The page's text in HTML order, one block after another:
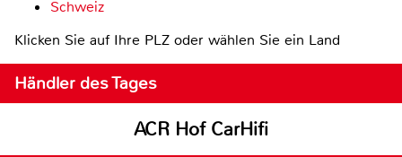
Schweiz
Klicken Sie auf Ihre PLZ oder wählen Sie ein Land
Händler des Tages
ACR Hof CarHifi